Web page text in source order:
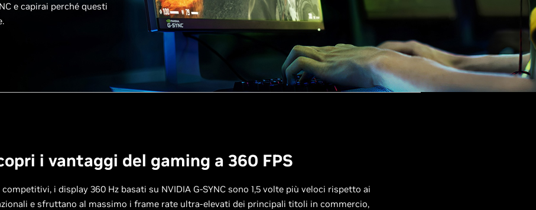
e capirai perché questi
i vantaggi del gaming a 360 FPS
i display 360 Hz basati su NVIDIA G-SYNC sono 1,5 volte più veloci rispetto ai
e sfruttano al massimo i frame rate ultra-elevati dei principali titoli in commercio,